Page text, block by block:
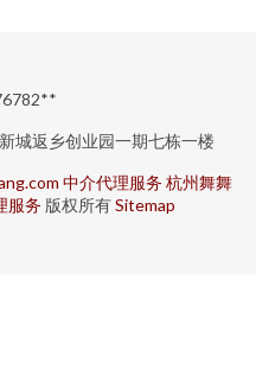
城返乡创业园一期七栋一楼
中介代理服务 杭州舞舞
服务 版权所有Sitemap